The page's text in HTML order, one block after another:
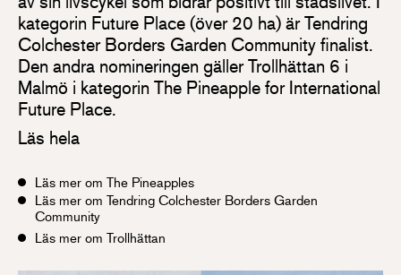
kategorin Future Place (över 20 ha) är Tendring
Colchester Borders Garden Community finalist.
Den andra nomineringen gäller Trollhättan 6 i
Malmö i kategorin The Pineapple for International
Future Place.
Läs hela
Läs mer om The Pineapples
Läs mer om Tendring Colchester Borders Garden
Community
Läs mer om Trollhättan